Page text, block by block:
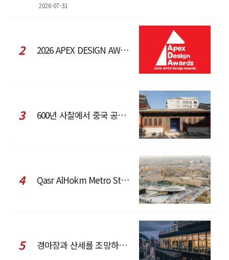
2026-07-31
2 2026 APEX DESIGN AWARDS
3 600년 사찰에서 중국 공예와 현대 패션을 직조한 ZARA x Fanglu Lin Pop-Up
4 Qasr AlHokm Metro Station, 구도심과 현대 공공 인프라의 접점을 제안하다
5 경마장과 산세를 조망하는 CCD Hong Kong Creative Center